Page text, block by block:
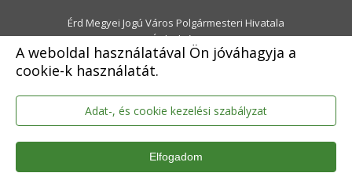
A weboldal használatával Ön jóváhagyja a
cookie-k használatát.
Adat-, és cookie kezelési szabályzat
Elfogadom
Érd Megyei Jogú Város Polgármesteri Hivatala
2030 Érd, Alsó utca 1.
Levélcím: 2031 Érd, Pf.: 31
E-mail:onkormanyzat@erd.hu
Telefonközpont:06-23-522-300
Ügyfélszolgálat:06-23-522-301
Hivatali Kapu: ERDPH
KRID szám: 707189964